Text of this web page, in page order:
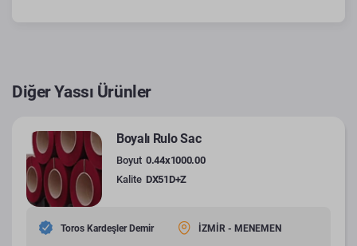
Diğer Yassı Ürünler
Boyalı Rulo Sac
Boyut 0.44x1000.00
Kalite DX51D+Z
Toros Kardeşler Demir İZMİR - MENEMEN